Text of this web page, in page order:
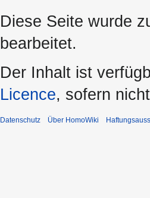
Diese Seite wurde
bearbeitet.
Der Inhalt ist
Licence, sofern
Datenschutz Über HomoWiki